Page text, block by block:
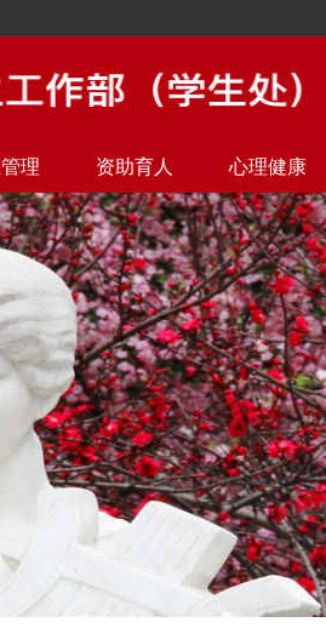
理 资助育人 心理健康